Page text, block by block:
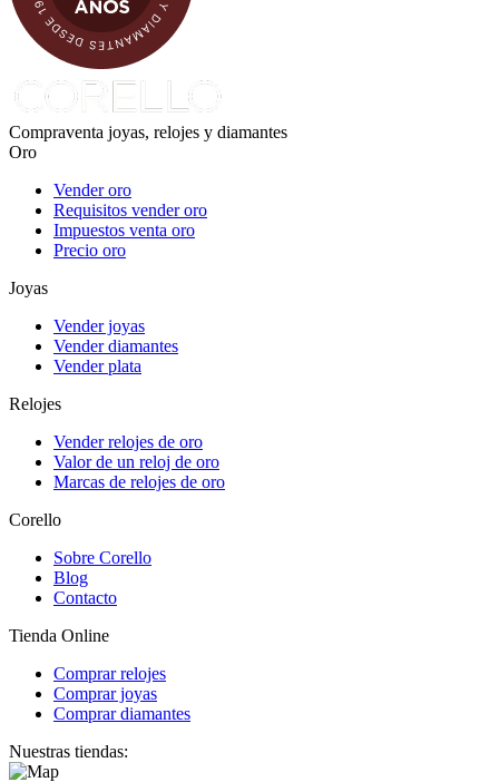
Compraventa joyas, relojes y diamantes
Oro
Vender oro
Requisitos vender oro
Impuestos venta oro
Precio oro
Joyas
Vender joyas
Vender diamantes
Vender plata
Relojes
Vender relojes de oro
Valor de un reloj de oro
Marcas de relojes de oro
Corello
Sobre Corello
Blog
Contacto
Tienda Online
Comprar relojes
Comprar joyas
Comprar diamantes
Nuestras tiendas: